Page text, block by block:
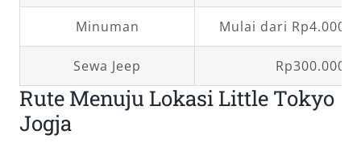
Minuman Mulai dari
Sewa Jeep
Rute Menuju Lokasi Little Tokyo
Jogja